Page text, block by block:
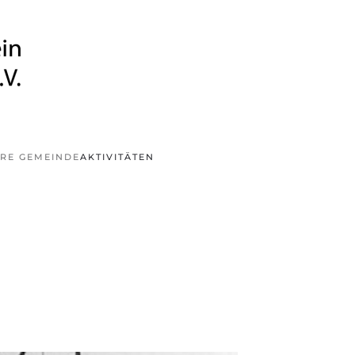
GEMEINDEAKTIVITÄTEN